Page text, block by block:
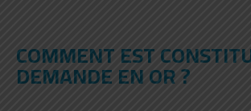
COMMENT EST
DEMANDE EN OR ?